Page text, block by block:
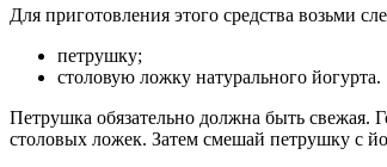
Для приготовления этого средства возьми
петрушку;
столовую ложку натурального йогурта.
Петрушка обязательно должна быть свежая.
столовых ложек. Затем смешай петрушку с